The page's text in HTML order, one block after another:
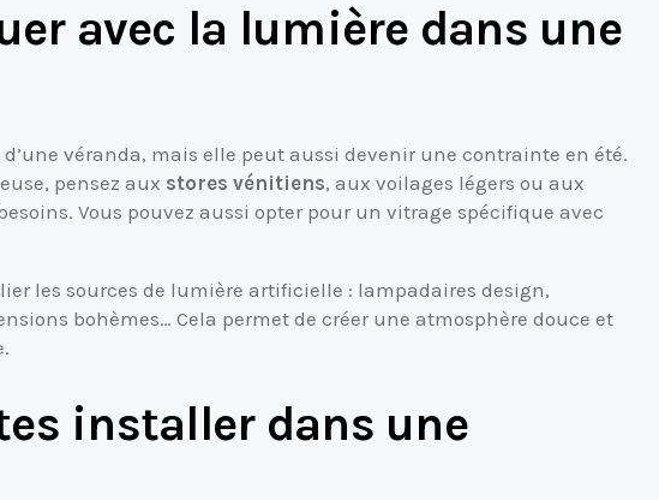
avec la lumière dans une
véranda, mais elle peut aussi devenir une contrainte en été.
pensez aux stores vénitiens, aux voilages légers ou aux
Vous pouvez aussi opter pour un vitrage spécifique avec
les sources de lumière artificielle : lampadaires design,
bohèmes… Cela permet de créer une atmosphère douce et
installer dans une